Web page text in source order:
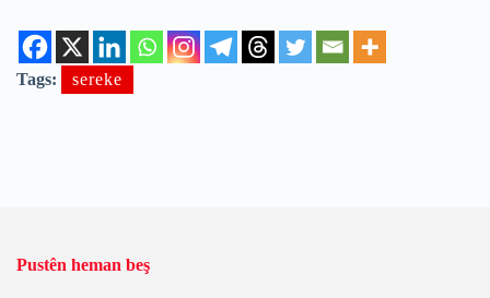
Tags: sereke
Pustên heman beş